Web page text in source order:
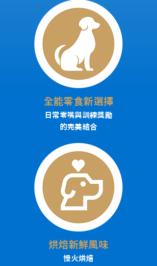
全能零食新選擇
日常零嘴與訓練獎勵
的完美結合
烘焙新鮮風味
慢火烘焙